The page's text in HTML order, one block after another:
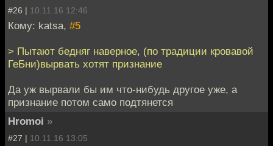
#26 | 10.11.16 12:46
Кому: katsa, #5
> Пытают бедняг наверное, (по традиции кровавой
ГеБни)вырвать хотят признание
Да уж вырвали бы им что-нибудь другое уже, а
признание потом само подтянется
Hromoi »
#27 | 10.11.16 13:05